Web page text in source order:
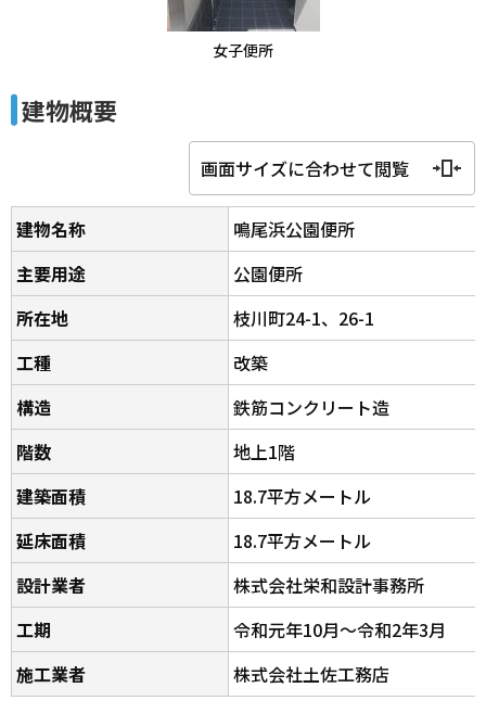
女子便所
建物概要
画面サイズに合わせて閲覧
建物名称
鳴尾浜公園便所
主要用途
公園便所
所在地
枝川町24-1、26-1
工種
改築
構造
鉄筋コンクリート造
階数
地上1階
建築面積
18.7平方メートル
延床面積
18.7平方メートル
設計業者
株式会社栄和設計事務所
工期
令和元年10月～令和2年3月
施工業者
株式会社土佐工務店